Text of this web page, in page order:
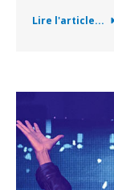
Lire l'article...